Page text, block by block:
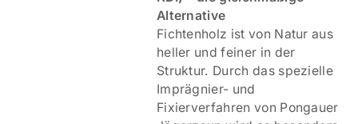
Alternative
Fichtenholz ist von Natur aus
heller und feiner in der
Struktur. Durch das spezielle
Imprägnier- und
Fixierverfahren von Pongauer